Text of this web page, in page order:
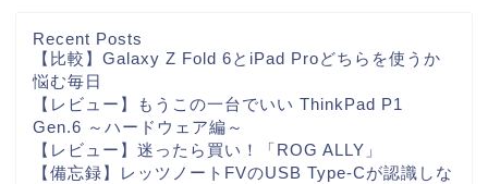
Recent Posts
【比較】Galaxy Z Fold 6とiPad Proどちらを使うか
悩む毎日
【レビュー】もうこの一台でいい ThinkPad P1
Gen.6 ～ハードウェア編～
【レビュー】迷ったら買い！「ROG ALLY」
【備忘録】レッツノートFVのUSB Type-Cが認識しな